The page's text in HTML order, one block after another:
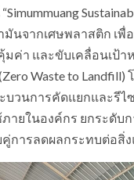
นจากเศษพลาสติก เพื่
มค่า และขับเคลื่อนเป้า
Waste to Landfill)
บวนการคัดแยกและรีไ
ายในองค์กร ยกระดับ
การลดผลกระทบต่อสิ่